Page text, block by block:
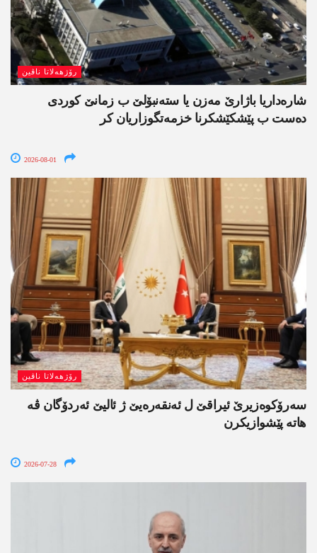
رۆژھەلاتا ناڤین
شارەداریا باژارێ مەزن یا ستەنبۆلێ ب زمانێ کوردی
دەست ب پێشکێشکرنا خزمەتگوزاریان کر
2026-08-01
رۆژھەلاتا ناڤین
سەرۆکوەزیرێ ئیراقێ ل ئەنقەرەیێ ژ ئالیێ ئەردۆگان ڤە
ھاتە پێشوازیکرن
2026-07-28